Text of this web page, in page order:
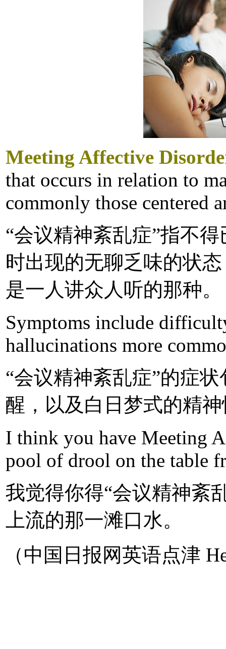
Meeting Affective
that occurs in relation to
commonly those centered
“会议精神紊乱症”指不
时出现的无聊乏味的状
是一人讲众人听的那种。
Symptoms include
hallucinations more
“会议精神紊乱症”的症
醒，以及白日梦式的精
I think you have Meeting
pool of drool on the table
我觉得你得“会议精神紊
上流的那一滩口水。
（中国日报网英语点津